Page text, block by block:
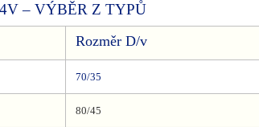
– VÝBĚR Z TYPŮ
Rozměr D/v
70/35
80/45